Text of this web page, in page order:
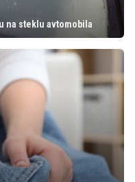
na steklu avtomobila